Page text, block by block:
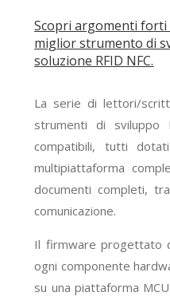
Scopri argomenti forti
miglior strumento di
soluzione RFID NFC.
La serie di lettori/
strumenti di sviluppo
compatibili, tutti
multipiattaforma
documenti completi,
comunicazione.
Il firmware progettato
ogni componente
su una piattaforma